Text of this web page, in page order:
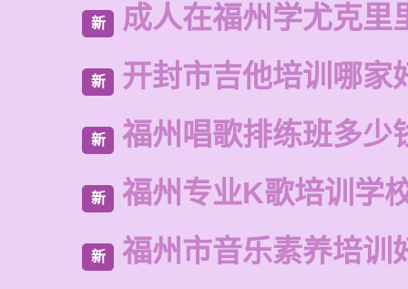
新 成人在福州学尤克里
新 开封市吉他培训哪家
新 福州唱歌排练班多少
新 福州专业K歌培训学
新 福州市音乐素养培训